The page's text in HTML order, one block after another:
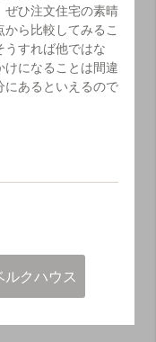
ぜひ注文住宅の素晴
ら比較してみるこ
うすれば他ではな
けになることは間違
にあるといえるので
クハウス